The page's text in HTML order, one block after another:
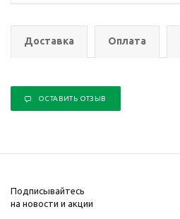
Доставка Оплата
ОСТАВИТЬ ОТЗЫВ
Подписывайтесь
на новости и акции